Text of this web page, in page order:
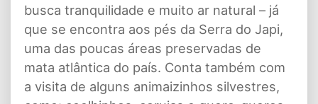
busca tranquilidade e muito ar natural – já
que se encontra aos pés da Serra do Japi,
uma das poucas áreas preservadas de
mata atlântica do país. Conta também com
a visita de alguns animaizinhos silvestres,